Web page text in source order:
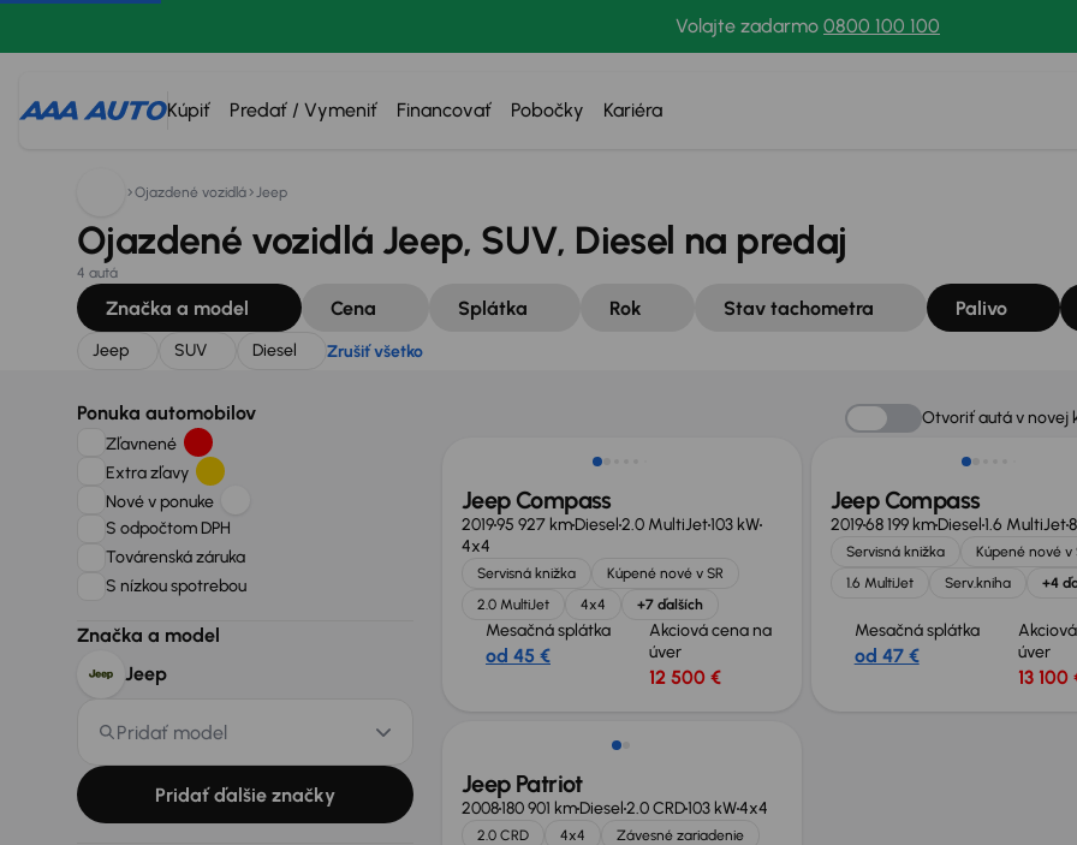
Volajte zadarmo 0800 100 100
Kúpiť Predať / Vymeniť Financovať Pobočky Kariéra
Hľadáte: Zrušiť všetko
Ojazdené vozidlá Jeep
Ojazdené vozidlá Jeep, SUV, Diesel na predaj
4 autá
Značka a model Cena Splátka Rok Stav tachometra Palivo
Jeep SUV Diesel Zrušiť všetko
Ponuka automobilov
Zľavnené
Extra zľavy
Nové v ponuke
S odpočtom DPH
Továrenská záruka
S nízkou spotrebou
Značka a model
Jeep
Pridať model
Pridať ďalšie značky
Otvoriť autá v novej
Jeep Compass
201995 927 kmDiesel2.0 MultiJet103 kW
4x4
Servisná knižka
Kúpené nové v SR
2.0 MultiJet
4x4 +7 ďalších
Mesačná splátka
od 45 €
Akciová cena na
úver
12 500 €
Jeep Compass
201968 199 kmDiesel1.6 MultiJet
Servisná knižka
Kúpené nové v
1.6 MultiJet
Serv.kniha +4
Mesačná splátka
od 47 €
úver
13 100
Jeep Patriot
2008180 901 kmDiesel2.0 CRD103 kW4x4
2.0 CRD 4x4
Závesné zariadenie